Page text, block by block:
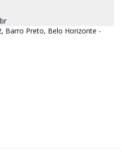
Barro Preto, Belo Horizonte -